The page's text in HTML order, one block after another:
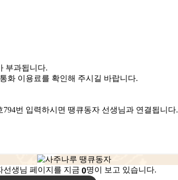
부과됩니다.
화 이용료를 확인해 주시길 바랍니다.
번 입력하시면 땡큐동자 선생님과 연결됩니다.
선생님 페이지를 지금 0명이 보고 있습니다.